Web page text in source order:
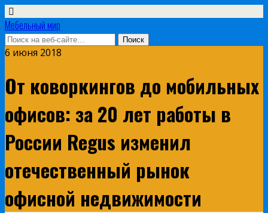
Мебельный мир
6 июня 2018
От коворкингов до мобильных
офисов: за 20 лет работы в
России Regus изменил
отечественный рынок
офисной недвижимости